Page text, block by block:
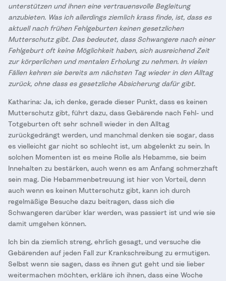
unterstützen und ihnen eine vertrauensvolle Begleitung
anzubieten. Was ich allerdings ziemlich krass finde, ist, dass es
aktuell nach frühen Fehlgeburten keinen gesetzlichen
Mutterschutz gibt. Das bedeutet, dass Schwangere nach einer
Fehlgeburt oft keine Möglichkeit haben, sich ausreichend Zeit
zur körperlichen und mentalen Erholung zu nehmen. In vielen
Fällen kehren sie bereits am nächsten Tag wieder in den Alltag
zurück, ohne dass es gesetzliche Absicherung dafür gibt.
Katharina: Ja, ich denke, gerade dieser Punkt, dass es keinen
Mutterschutz gibt, führt dazu, dass Gebärende nach Fehl- und
Totgeburten oft sehr schnell wieder in den Alltag
zurückgedrängt werden, und manchmal denken sie sogar, dass
es vielleicht gar nicht so schlecht ist, um abgelenkt zu sein. In
solchen Momenten ist es meine Rolle als Hebamme, sie beim
Innehalten zu bestärken, auch wenn es am Anfang schmerzhaft
sein mag. Die Hebammenbetreuung ist hier von Vorteil, denn
auch wenn es keinen Mutterschutz gibt, kann ich durch
regelmäßige Besuche dazu beitragen, dass sich die
Schwangeren darüber klar werden, was passiert ist und wie sie
damit umgehen können.
Ich bin da ziemlich streng, ehrlich gesagt, und versuche die
Gebärenden auf jeden Fall zur Krankschreibung zu ermutigen.
Selbst wenn sie sagen, dass es ihnen gut geht und sie lieber
weitermachen möchten, erkläre ich ihnen, dass eine Woche